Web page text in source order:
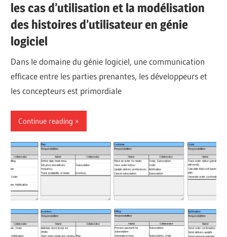
les cas d’utilisation et la modélisation
des histoires d’utilisateur en génie
logiciel
Dans le domaine du génie logiciel, une communication
efficace entre les parties prenantes, les développeurs et
les concepteurs est primordiale
Continue reading